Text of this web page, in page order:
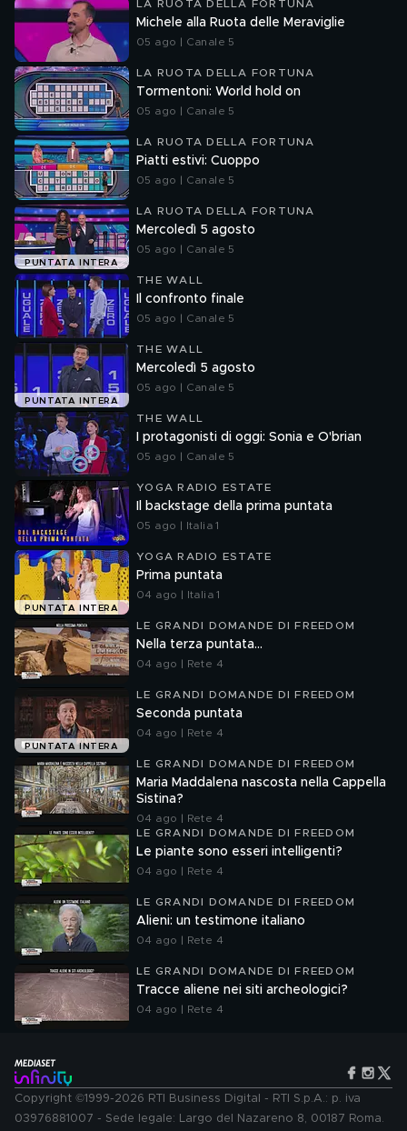
LA RUOTA DELLA FORTUNA
Michele alla Ruota delle Meraviglie
05 ago | Canale 5
LA RUOTA DELLA FORTUNA
Tormentoni: World hold on
05 ago | Canale 5
LA RUOTA DELLA FORTUNA
Piatti estivi: Cuoppo
05 ago | Canale 5
PUNTATA INTERA
LA RUOTA DELLA FORTUNA
Mercoledì 5 agosto
05 ago | Canale 5
THE WALL
Il confronto finale
05 ago | Canale 5
PUNTATA INTERA
THE WALL
Mercoledì 5 agosto
05 ago | Canale 5
THE WALL
I protagonisti di oggi: Sonia e O'brian
05 ago | Canale 5
YOGA RADIO ESTATE
Il backstage della prima puntata
05 ago | Italia 1
PUNTATA INTERA
YOGA RADIO ESTATE
Prima puntata
04 ago | Italia 1
LE GRANDI DOMANDE DI FREEDOM
Nella terza puntata...
04 ago | Rete 4
PUNTATA INTERA
LE GRANDI DOMANDE DI FREEDOM
Seconda puntata
04 ago | Rete 4
LE GRANDI DOMANDE DI FREEDOM
Maria Maddalena nascosta nella Cappella
Sistina?
04 ago | Rete 4
LE GRANDI DOMANDE DI FREEDOM
Le piante sono esseri intelligenti?
04 ago | Rete 4
LE GRANDI DOMANDE DI FREEDOM
Alieni: un testimone italiano
04 ago | Rete 4
LE GRANDI DOMANDE DI FREEDOM
Tracce aliene nei siti archeologici?
04 ago | Rete 4
Copyright ©1999-2026 RTI Business Digital - RTI S.p.A.: p. iva
03976881007 - Sede legale: Largo del Nazareno 8, 00187 Roma.